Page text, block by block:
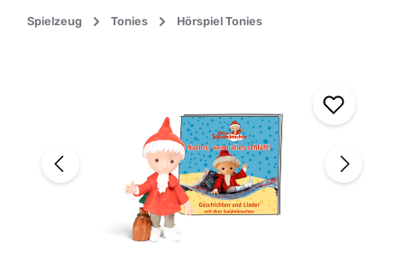
Spielzeug Tonies Hörspiel Tonies